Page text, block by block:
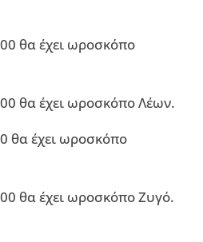
θα έχει ωροσκόπο
θα έχει ωροσκόπο Λέων.
θα έχει ωροσκόπο
θα έχει ωροσκόπο Ζυγό.